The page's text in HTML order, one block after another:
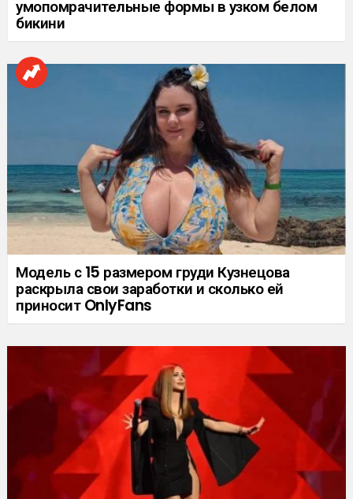
умопомрачительные формы в узком белом
бикини
Модель с 15 размером груди Кузнецова
раскрыла свои заработки и сколько ей
приносит OnlyFans